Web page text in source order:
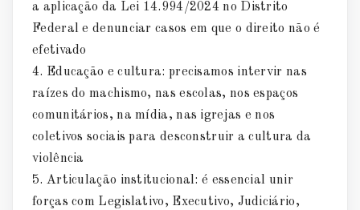
a aplicação da Lei 14.994/2024 no Distrito
Federal e denunciar casos em que o direito não é
efetivado
Educação e cultura: precisamos intervir nas
raízes do machismo, nas escolas, nos espaços
comunitários, na mídia, nas igrejas e nos
coletivos sociais para desconstruir a cultura da
violência
Articulação institucional: é essencial unir
forças com Legislativo, Executivo, Judiciário,